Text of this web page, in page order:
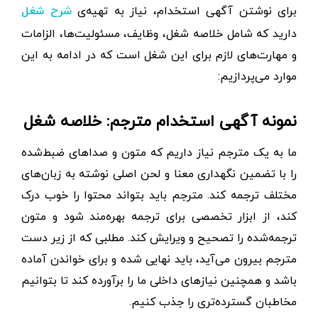
برای نوشتن آگهی استخدام، نیاز به تهیه‌یشرح شغل
دارید که شامل خلاصه شغل، وظایف، مسئولیت‌ها، الزامات
و مهارت‌های لازم برای این شغل است که در ادامه به این
موارد می‌پردازیم:
نمونه آگهی استخدام مترجم: خلاصه شغل
ما به یک مترجم نیاز داریم که متون و صداهای ضبط‌شده
را با تضمین نگهداری معنا و لحن اصلی نوشته به زبان‌های
مختلف ترجمه کند. مترجم باید بتواند محتوا را خوب درک
کند، از ابزار تخصصی برای ترجمه بهره‌مند شود و متون
ترجمه‌شده را تصحیح و ویرایش کند. مطلبی که از زیر دست
مترجم بیرون می‌آید، باید نهایی شده و برای خواندن آماده
باشد و همچنین نیازهای داخلی ما را برآورده کند تا بتوانیم
مخاطبان گسترده‌تری را جذب کنیم.